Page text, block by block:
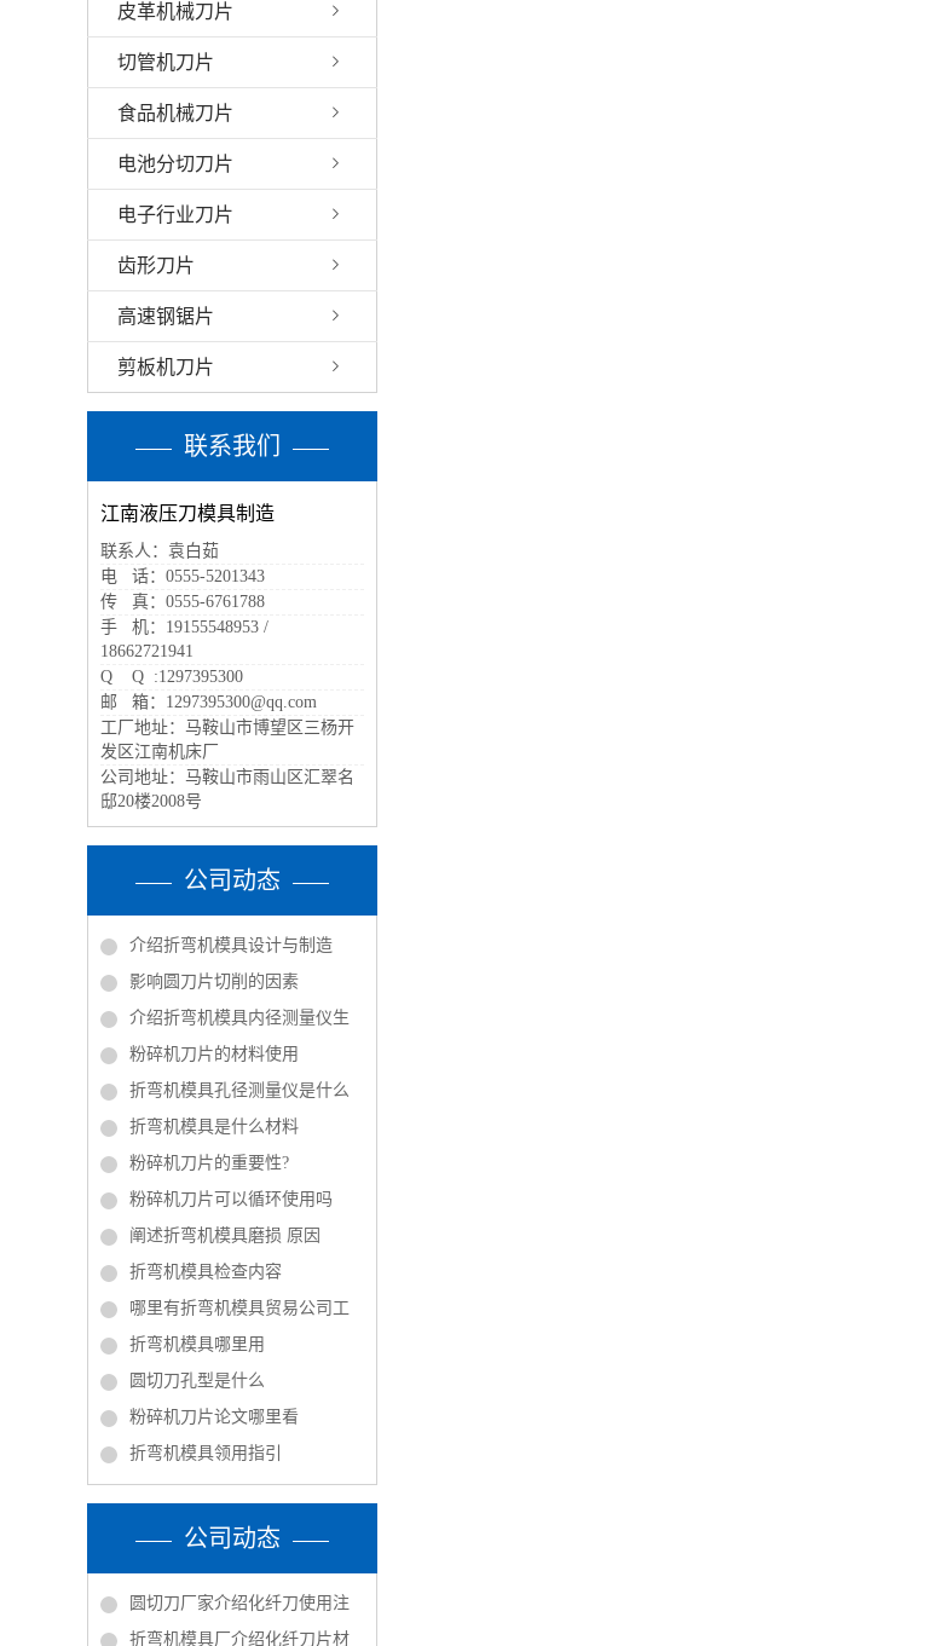
皮革机械刀片
切管机刀片
食品机械刀片
电池分切刀片
电子行业刀片
齿形刀片
高速钢锯片
剪板机刀片
联系我们
江南液压刀模具制造
联系人：袁白茹
电 话：0555-5201343
传 真：0555-6761788
手 机：19155548953 /
18662721941
Q Q :1297395300
邮 箱：1297395300@qq.com
工厂地址：马鞍山市博望区三杨开
发区江南机床厂
公司地址：马鞍山市雨山区汇翠名
邸20楼2008号
公司动态
介绍折弯机模具设计与制造
影响圆刀片切削的因素
介绍折弯机模具内径测量仪生
粉碎机刀片的材料使用
折弯机模具孔径测量仪是什么
折弯机模具是什么材料
粉碎机刀片的重要性?
粉碎机刀片可以循环使用吗
阐述折弯机模具磨损 原因
折弯机模具检查内容
哪里有折弯机模具贸易公司工
折弯机模具哪里用
圆切刀孔型是什么
粉碎机刀片论文哪里看
折弯机模具领用指引
公司动态
圆切刀厂家介绍化纤刀使用注
折弯机模具厂介绍化纤刀片材